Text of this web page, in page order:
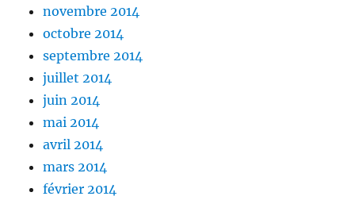
novembre 2014
octobre 2014
septembre 2014
juillet 2014
juin 2014
mai 2014
avril 2014
mars 2014
février 2014